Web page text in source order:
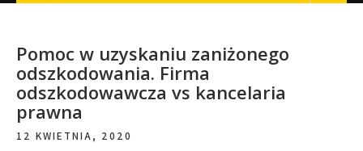
Pomoc w uzyskaniu zaniżonego
odszkodowania. Firma
odszkodowawcza vs kancelaria
prawna
12 KWIETNIA, 2020